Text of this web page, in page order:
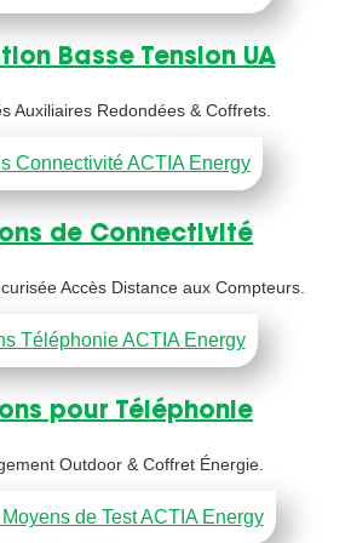
Basse Tension UA
Auxiliaires Redondées & Coffrets.
de Connectivité
Accès Distance aux Compteurs.
pour Téléphonie
Outdoor & Coffret Énergie.